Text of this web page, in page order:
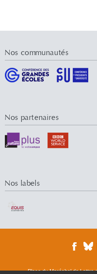
Nos communautés
Nos partenaires
Nos labels
Place du Maréchal de